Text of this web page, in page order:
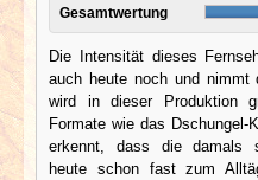
Gesamtwertung
Die Intensität dieses
auch heute noch und nimmt
wird in dieser Produktion
Formate wie das Dschungel-
erkennt, dass die damals
heute schon fast zum